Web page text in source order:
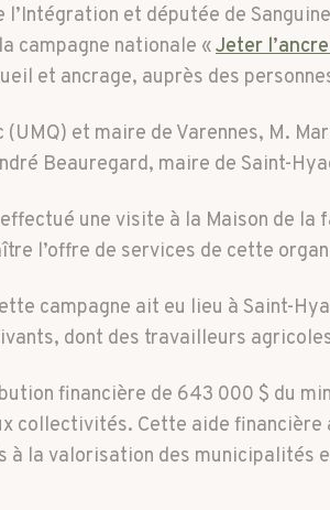
et députée de
campagne nationale «Jeter
et ancrage, auprès des
et maire de Varennes, M.
Beauregard, maire de Saint-
une visite à la Maison de la
l’offre de services de cette
campagne ait eu lieu à Saint-
dont des travailleurs
financière de 643 000 $ du
collectivités. Cette aide financière
la valorisation des municipalités